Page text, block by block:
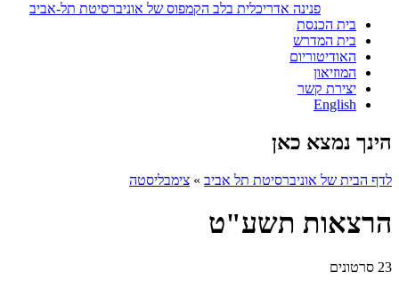
פנינה אדריכלית בלב הקמפוס של אוניברסיטת תל-אביב
בית הכנסת
בית המדרש
האודיטוריום
המוזיאון
יצירת קשר
English
הינך נמצא כאן
לדף הבית של אוניברסיטת תל אביב » צימבליסטה
הרצאות תשע"ט
23 סרטונים